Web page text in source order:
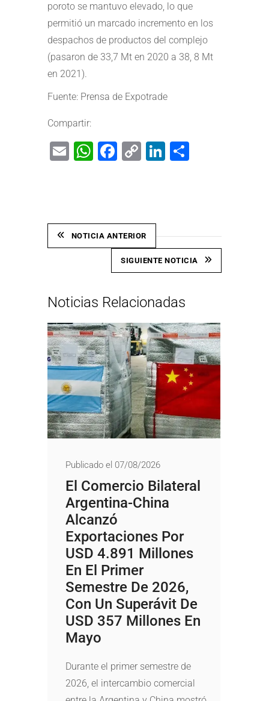
poroto se mantuvo elevado, lo que
permitió un marcado incremento en los
despachos de productos del complejo
(pasaron de 33,7 Mt en 2020 a 38, 8 Mt
en 2021).
Fuente: Prensa de Expotrade
Compartir:
EmailWhatsApp
Facebook
CopyLinkedIn
NOTICIA ANTERIOR
SIGUIENTE NOTICIA
Noticias Relacionadas
Publicado el 07/08/2026
El Comercio Bilateral
Argentina-China
Alcanzó
Exportaciones Por
USD 4.891 Millones
En El Primer
Semestre De 2026,
Con Un Superávit De
USD 357 Millones En
Mayo
Durante el primer semestre de
2026, el intercambio comercial